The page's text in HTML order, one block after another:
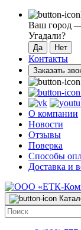
Ваш город
Угадали?
Контакты
Заказать
О компании
Новости
Отзывы
Поверка
Способы
Доставка и